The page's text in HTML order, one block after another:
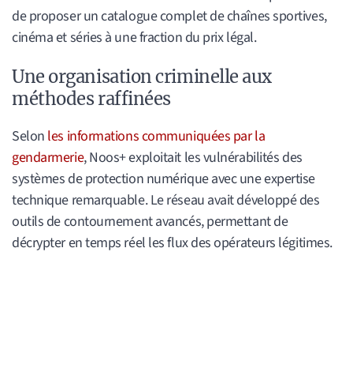
de proposer un catalogue complet de chaînes sportives,
cinéma et séries à une fraction du prix légal.
Une organisation criminelle aux
méthodes raffinées
Selon les informations communiquées par la
gendarmerie, Noos+ exploitait les vulnérabilités des
systèmes de protection numérique avec une expertise
technique remarquable. Le réseau avait développé des
outils de contournement avancés, permettant de
décrypter en temps réel les flux des opérateurs légitimes.